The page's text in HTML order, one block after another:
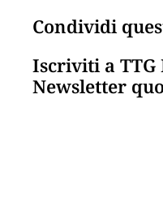
Condividi
Iscriviti a TTG
Newsletter